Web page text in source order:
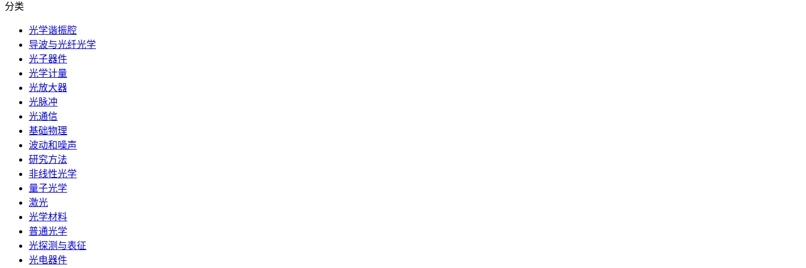
分类
光学谐振腔
导波与光纤光学
光子器件
光学计量
光放大器
光脉冲
光通信
基础物理
波动和噪声
研究方法
非线性光学
量子光学
激光
光学材料
普通光学
光探测与表征
光电器件